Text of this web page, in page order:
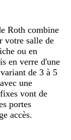
Roth combine
votre salle de
ou en
en verre d'une
de 3 à 5
une
vont de
portes
accès.